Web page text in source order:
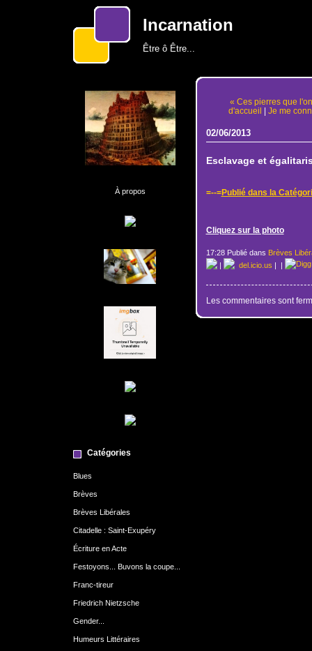
Incarnation
Être ô Être...
À propos
Catégories
Blues
Brèves
Brèves Libérales
Citadelle : Saint-Exupéry
Écriture en Acte
Festoyons... Buvons la coupe...
Franc-tireur
Friedrich Nietzsche
Gender...
Humeurs Littéraires
« Ces pierres que
d'accueil | Je me
02/06/2013
Esclavage et
=--=Publié dans la
Cliquez sur la photo
17:28 Publié dans Brèves
|
del.icio.us | |
Les commentaires sont